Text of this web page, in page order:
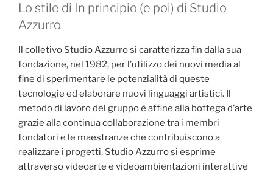
Lo stile di In principio (e poi) di Studio
Azzurro
Il colletivo Studio Azzurro si caratterizza fin dalla sua
fondazione, nel 1982, per l’utilizzo dei nuovi media al
fine di sperimentare le potenzialità di queste
tecnologie ed elaborare nuovi linguaggi artistici. Il
metodo di lavoro del gruppo è affine alla bottega d’arte
grazie alla continua collaborazione tra i membri
fondatori e le maestranze che contribuiscono a
realizzare i progetti. Studio Azzurro si esprime
attraverso videoarte e videoambientazioni interattive